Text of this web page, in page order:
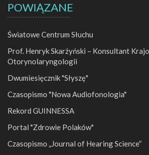
POWIĄZANE
Światowe Centrum Słuchu
Prof. Henryk Skarżyński – Konsultant
Otorynolaryngologii
Dwumiesięcznik "Słyszę"
Czasopismo "Nowa Audiofonologia"
Rekord GUINNESSA
Portal "Zdrowie Polaków"
Czasopismo „Journal of Hearing Science”